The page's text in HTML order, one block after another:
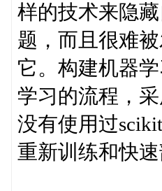
样的技术来隐
题，而且很难
它。构建机器
学习的流程，
没有使用过
重新训练和快